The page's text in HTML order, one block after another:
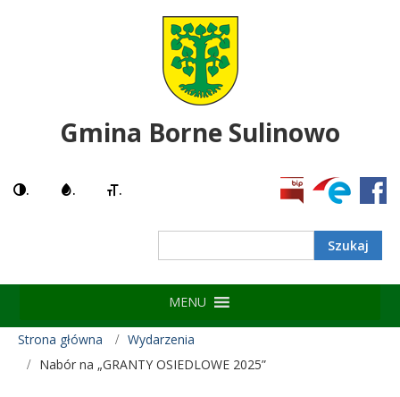
Gmina Borne Sulinowo
. . .
MENU
Strona główna
Wydarzenia
Nabór na „GRANTY OSIEDLOWE 2025”